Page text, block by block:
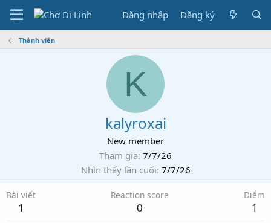
Đăng nhập Đăng ký
Thành viên
K
kalyroxai
New member
Tham gia 7/7/26
Nhìn thấy lần cuối 7/7/26
Bài viết
1
Reaction score
0
Điểm
1